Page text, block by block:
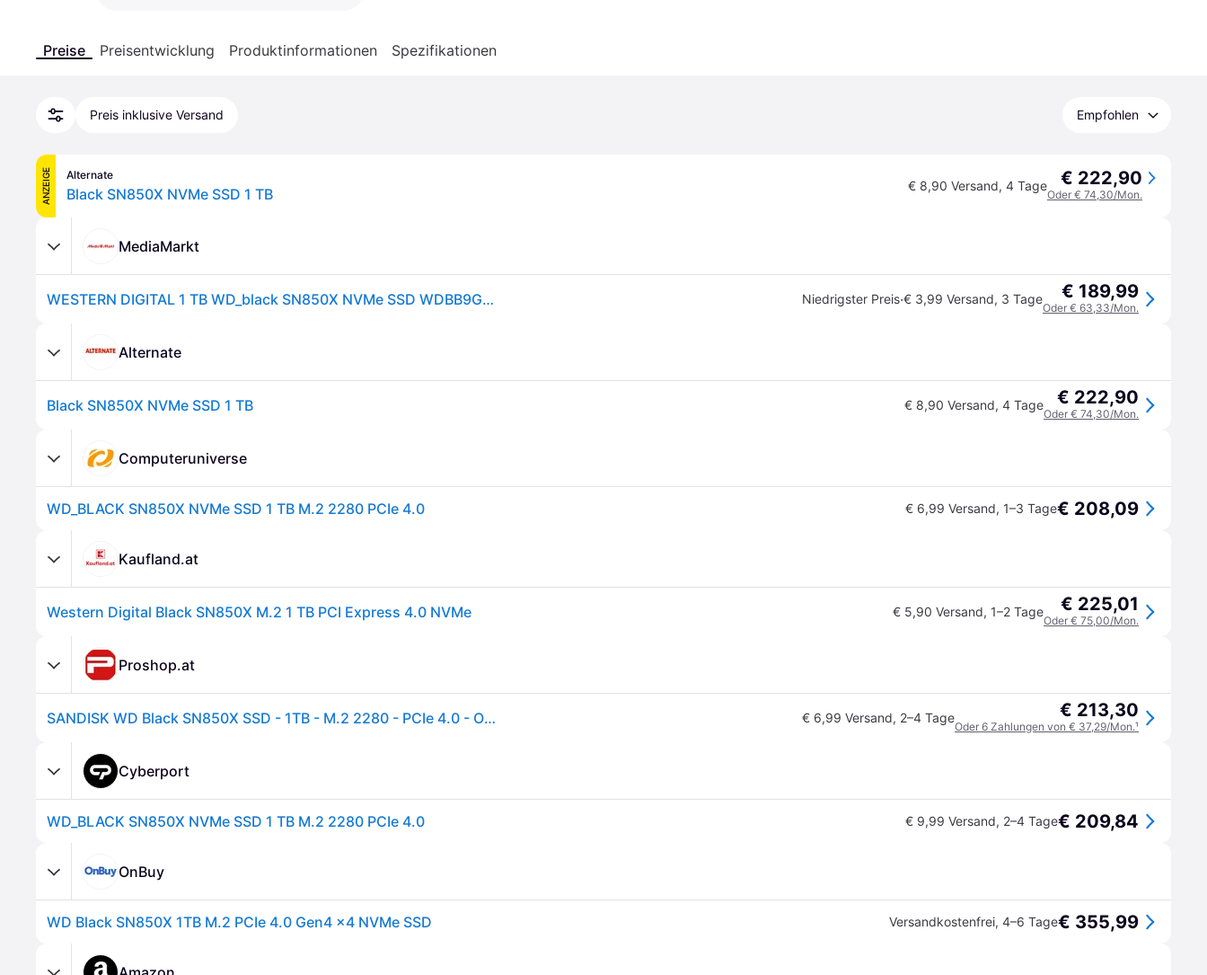
Preise Preisentwicklung Produktinformationen Spezifikationen
Preis inklusive Versand Empfohlen
ANZEIGE Alternate
Black SN850X NVMe SSD 1 TB € 8,90 Versand, 4 Tage € 222,90
Oder € 74,30/Mon.
MediaMarkt
WESTERN DIGITAL 1 TB WD_black SN850X NVMe SSD WDBB9G0010BNC SSD Retail (PCI Express, intern); SSD Festplatte - Schwarz Niedrigster Preis·€ 3,99 Versand, 3 Tage € 189,99
Oder € 63,33/Mon.
Alternate
Black SN850X NVMe SSD 1 TB € 8,90 Versand, 4 Tage € 222,90
Oder € 74,30/Mon.
Computeruniverse
WD_BLACK SN850X NVMe SSD 1 TB M.2 2280 PCIe 4.0 € 6,99 Versand, 1–3 Tage€ 208,09
Kaufland.at
Western Digital Black SN850X M.2 1 TB PCI Express 4.0 NVMe € 5,90 Versand, 1–2 Tage € 225,01
Oder € 75,00/Mon.
Proshop.at
SANDISK WD Black SN850X SSD - 1TB - M.2 2280 - PCIe 4.0 - Ohne Kühlkörper € 6,99 Versand, 2–4 Tage € 213,30
Oder 6 Zahlungen von € 37,29/Mon.¹
Cyberport
WD_BLACK SN850X NVMe SSD 1 TB M.2 2280 PCIe 4.0 € 9,99 Versand, 2–4 Tage€ 209,84
OnBuy
WD Black SN850X 1TB M.2 PCIe 4.0 Gen4 x4 NVMe SSD Versandkostenfrei, 4–6 Tage€ 355,99